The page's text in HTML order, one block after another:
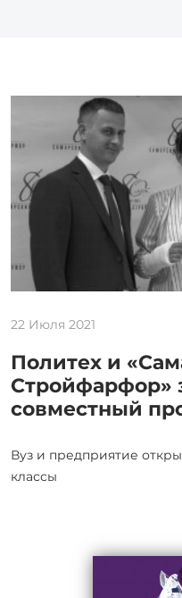
22 Июля 2021
Политех и
Стройфарфор»
совместный
Вуз и предприятие
классы